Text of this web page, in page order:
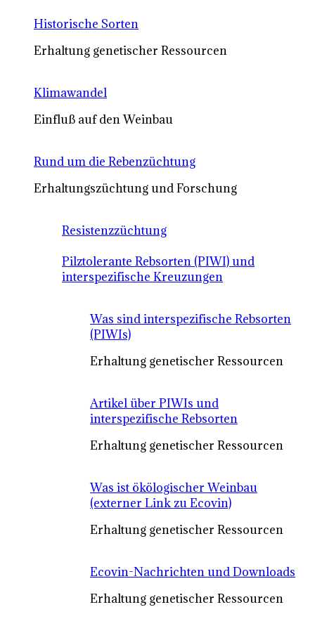
Historische Sorten
Erhaltung genetischer Ressourcen
Klimawandel
Einfluß auf den Weinbau
Rund um die Rebenzüchtung
Erhaltungszüchtung und Forschung
Resistenzzüchtung
Pilztolerante Rebsorten (PIWI) und
interspezifische Kreuzungen
Was sind interspezifische Rebsorten
(PIWIs)
Erhaltung genetischer Ressourcen
Artikel über PIWIs und
interspezifische Rebsorten
Erhaltung genetischer Ressourcen
Was ist ökölogischer Weinbau
(externer Link zu Ecovin)
Erhaltung genetischer Ressourcen
Ecovin-Nachrichten und Downloads
Erhaltung genetischer Ressourcen